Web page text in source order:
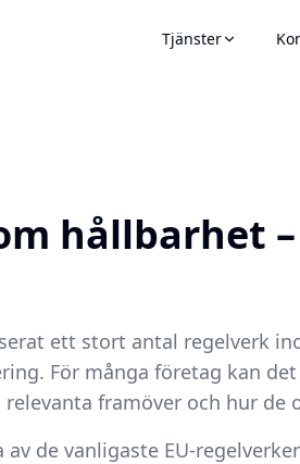
Tjänster
hållbarhet
ett stort antal regelverk
För många företag kan
framöver och hur
de vanligaste EU-